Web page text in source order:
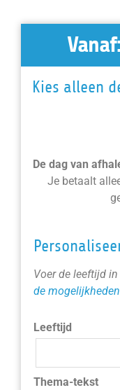
Kies alleen
De dag van
Je betaalt
Voer de leeftijd
de
Leeftijd
Thema-tekst